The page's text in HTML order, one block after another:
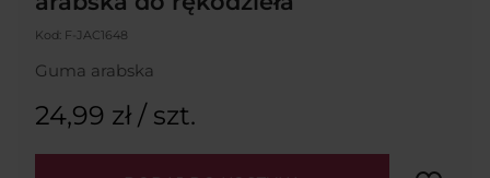
Kod: F-JAC1648
Guma arabska
24,99 zł / szt.